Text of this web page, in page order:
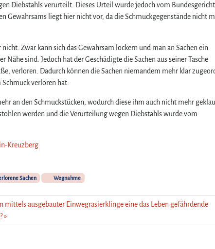
Diebstahls verurteilt. Dieses Urteil wurde jedoch vom
Gewahrsams liegt hier nicht vor, da die Schmuckgegenstände nicht
Zwar kann sich das Gewahrsam lockern und man an Sachen ein
sind. Jedoch hat der Geschädigte die Sachen aus seiner Tasche
verloren. Dadurch können die Sachen niemandem mehr klar
verloren hat.
an den Schmuckstücken, wodurch diese ihm auch nicht mehr
werden und die Verurteilung wegen Diebstahls wurde vom
Kreuzberg
Sachen Wegnahme
mittels ausgebauter Einwegrasierklinge eine das Leben gefährdende